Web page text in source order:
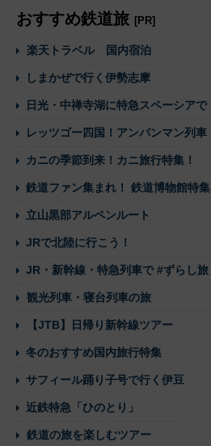
おすすめ鉄道旅 [PR]
楽天トラベル 国内宿泊
しまかぜで行く伊勢志摩
日光・中禅寺湖に特急スペーシアで
レッツゴー四国！アンパンマン列車
カニの季節到来！カニ旅行特集！
鉄道ファン集まれ！ 鉄道博物館特集
立山黒部アルペンルート
JRで北陸に行こう！
JR・新幹線・特急列車で #ずらし旅
観光列車・寝台列車の旅
【JTB】日帰り新幹線ツアー
冬のおすすめ国内旅行特集
サフィール踊り子号で行く伊豆
近鉄特急「ひのとり」
鉄道の旅を楽しむツアー